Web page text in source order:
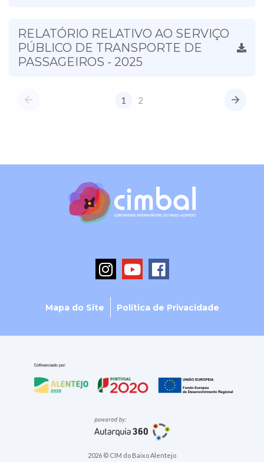
RELATÓRIO RELATIVO AO SERVIÇO
PÚBLICO DE TRANSPORTE DE
PASSAGEIROS - 2025
1 2
Mapa do Site Política de Privacidade
2026 © CIM do Baixo Alentejo